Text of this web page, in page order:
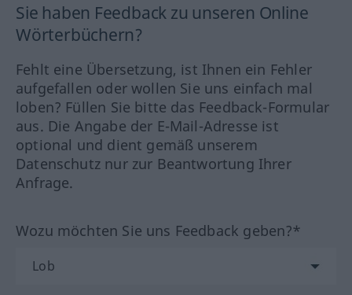
Sie haben Feedback zu unseren Online
Wörterbüchern?
Fehlt eine Übersetzung, ist Ihnen ein Fehler
aufgefallen oder wollen Sie uns einfach mal
loben? Füllen Sie bitte das Feedback-Formular
aus. Die Angabe der E-Mail-Adresse ist
optional und dient gemäß unserem
Datenschutz nur zur Beantwortung Ihrer
Anfrage.
Wozu möchten Sie uns Feedback geben?*